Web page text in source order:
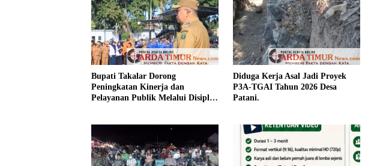
Bupati Takalar Dorong
Peningkatan Kinerja dan
Pelayanan Publik Melalui Disiplin
Diduga Kerja Asal Jadi Proyek
P3A-TGAI Tahun 2026 Desa
Patani.